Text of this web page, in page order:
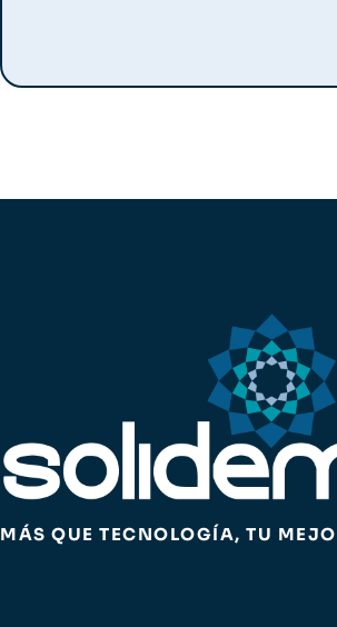
MÁS QUE TECNOLOGÍA, TU